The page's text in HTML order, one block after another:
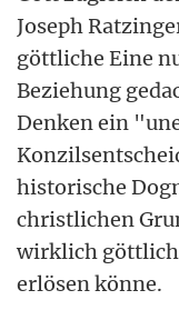
Joseph
göttliche Eine
Beziehung
Denken ein
historische
christlichen
wirklich
erlösen könne.